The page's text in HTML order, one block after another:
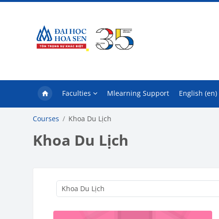
Faculties Mlearning Support English ‎(en)‎
Courses Khoa Du Lịch
Khoa Du Lịch